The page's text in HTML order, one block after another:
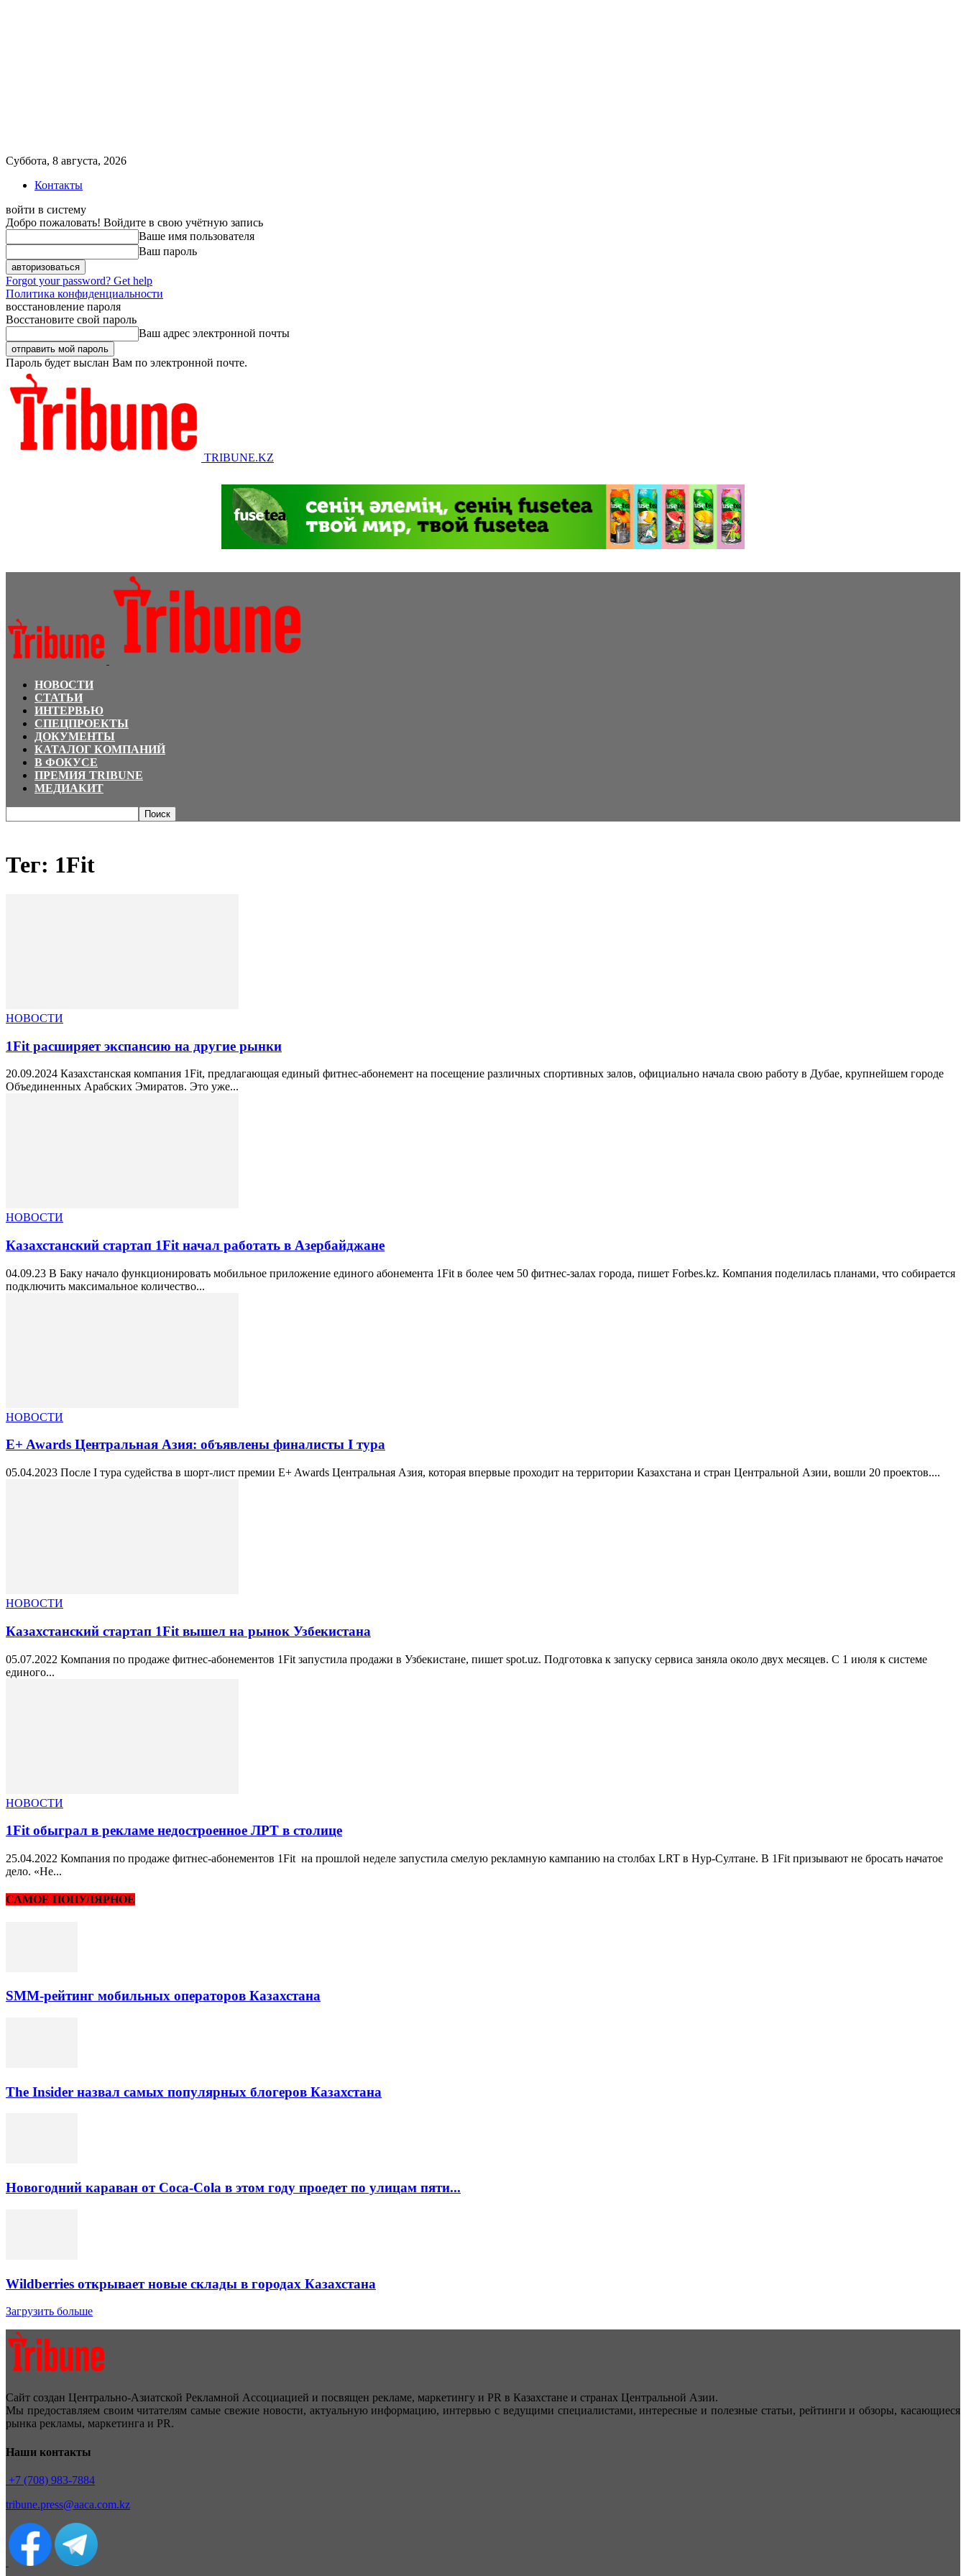
Суббота, 8 августа, 2026
Контакты
войти в систему
Добро пожаловать! Войдите в свою учётную запись
Ваше имя пользователя
Ваш пароль
Forgot your password? Get help
Политика конфиденциальности
восстановление пароля
Восстановите свой пароль
Ваш адрес электронной почты
Пароль будет выслан Вам по электронной почте.
TRIBUNE.KZ
НОВОСТИ
СТАТЬИ
ИНТЕРВЬЮ
СПЕЦПРОЕКТЫ
ДОКУМЕНТЫ
КАТАЛОГ КОМПАНИЙ
В ФОКУСЕ
ПРЕМИЯ TRIBUNE
МЕДИАКИТ
Тег: 1Fit
НОВОСТИ
1Fit расширяет экспансию на другие рынки
20.09.2024 Казахстанская компания 1Fit, предлагающая единый фитнес-абонемент на посещение различных спортивных залов, официально начала свою работу в Дубае, крупнейшем городе
Объединенных Арабских Эмиратов. Это уже...
НОВОСТИ
Казахстанский стартап 1Fit начал работать в Азербайджане
04.09.23 В Баку начало функционировать мобильное приложение единого абонемента 1Fit в более чем 50 фитнес-залах города, пишет Forbes.kz. Компания поделилась планами, что собирается
подключить максимальное количество...
НОВОСТИ
E+ Awards Центральная Азия: объявлены финалисты I тура
05.04.2023 После I тура судейства в шорт-лист премии E+ Awards Центральная Азия, которая впервые проходит на территории Казахстана и стран Центральной Азии, вошли 20 проектов....
НОВОСТИ
Казахстанский стартап 1Fit вышел на рынок Узбекистана
05.07.2022 Компания по продаже фитнес-абонементов 1Fit запустила продажи в Узбекистане, пишет spot.uz. Подготовка к запуску сервиса заняла около двух месяцев. С 1 июля к системе
единого...
НОВОСТИ
1Fit обыграл в рекламе недостроенное ЛРТ в столице
25.04.2022 Компания по продаже фитнес-абонементов 1Fit на прошлой неделе запустила смелую рекламную кампанию на столбах LRT в Нур-Султане. В 1Fit призывают не бросать начатое
дело. «Не...
САМОЕ ПОПУЛЯРНОЕ
SMM-рейтинг мобильных операторов Казахстана
The Insider назвал самых популярных блогеров Казахстана
Новогодний караван от Coca-Cola в этом году проедет по улицам пяти...
Wildberries открывает новые склады в городах Казахстана
Загрузить больше
Сайт создан Центрально-Азиатской Рекламной Ассоциацией и посвящен рекламе, маркетингу и PR в Казахстане и странах Центральной Азии.
Мы предоставляем своим читателям самые свежие новости, актуальную информацию, интервью с ведущими специалистами, интересные и полезные статьи, рейтинги и обзоры, касающиеся
рынка рекламы, маркетинга и PR.
Наши контакты
+7 (708) 983-7884
tribune.press@aaca.com.kz